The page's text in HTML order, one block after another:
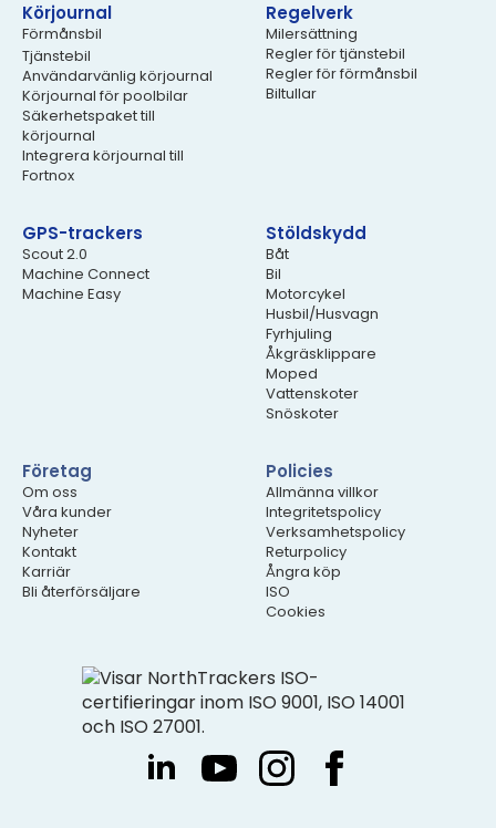
Körjournal
Förmånsbil
Tjänstebil
Användarvänlig körjournal
Körjournal för poolbilar
Säkerhetspaket till
körjournal
Integrera körjournal till
Fortnox
Regelverk
Milersättning
Regler för tjänstebil
Regler för förmånsbil
Biltullar
GPS-trackers
Scout 2.0
Machine Connect
Machine Easy
Stöldskydd
Båt
Bil
Motorcykel
Husbil/Husvagn
Fyrhjuling
Åkgräsklippare
Moped
Vattenskoter
Snöskoter
Företag
Om oss
Våra kunder
Nyheter
Kontakt
Karriär
Bli återförsäljare
Policies
Allmänna villkor
Integritetspolicy
Verksamhetspolicy
Returpolicy
Ångra köp
ISO
Cookies